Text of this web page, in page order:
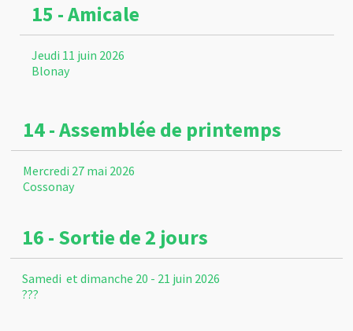
15 - Amicale
Jeudi 11 juin 2026
Blonay
14 - Assemblée de printemps
Mercredi 27 mai 2026
Cossonay
16 - Sortie de 2 jours
Samedi et dimanche 20 - 21 juin 2026
???